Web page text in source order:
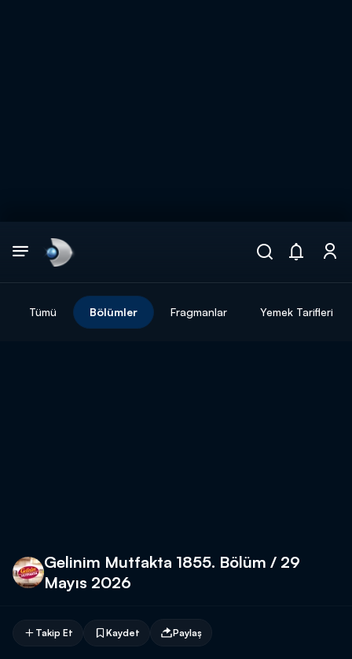
Tümü Bölümler Fragmanlar Yemek Tarifleri
Gelinim Mutfakta 1855. Bölüm / 29
Mayıs 2026
Takip Et Kaydet Paylaş